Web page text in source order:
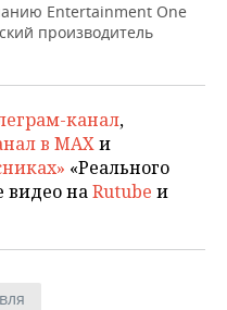
Entertainment One
производитель
канал,
в MAXи
«Реального
видео наRutube и